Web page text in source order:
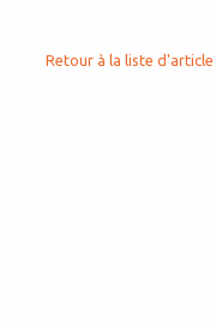
Retour à la liste d'article